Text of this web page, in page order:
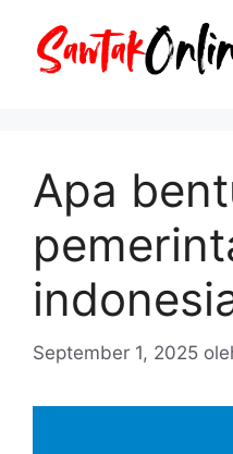
Apa
September 1, 2025